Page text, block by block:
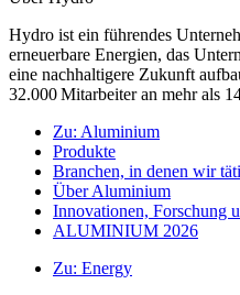
Hydro ist ein führendes
erneuerbare Energien, das
eine nachhaltigere Zukunft
32.000 Mitarbeiter an mehr als
Zu: Aluminium
Produkte
Branchen, in denen wir
Über Aluminium
Innovationen, Forschung
ALUMINIUM 2026
Zu: Energy